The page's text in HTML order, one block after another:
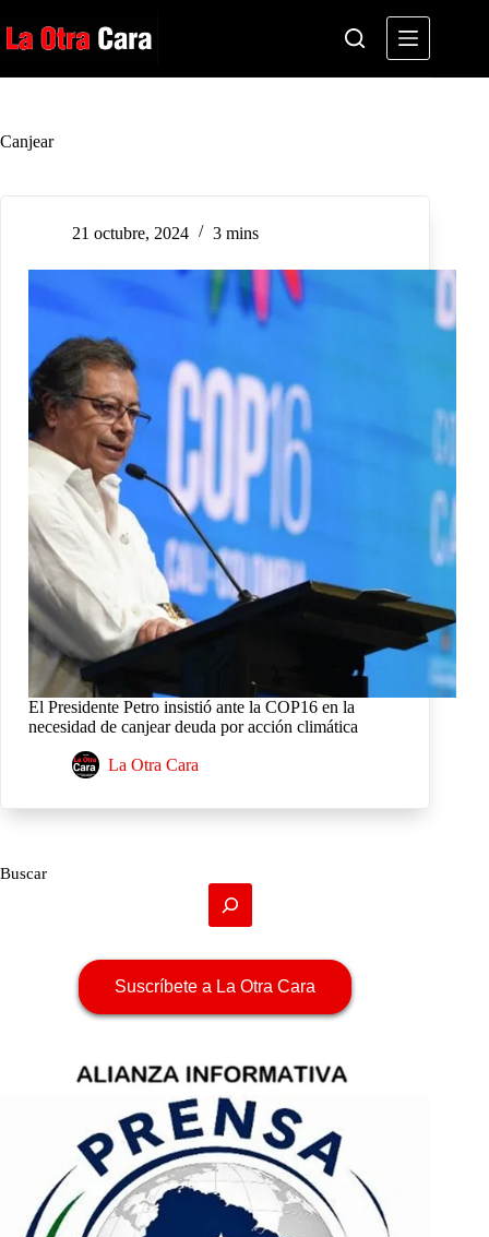
al
contenido
Canjear
21 octubre, 2024 3 mins
El Presidente Petro insistió ante la COP16 en la
necesidad de canjear deuda por acción climática
La Otra Cara
Buscar
Suscríbete a La Otra Cara